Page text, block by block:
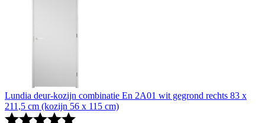
Lundia deur-kozijn combinatie En 2A01 wit gegrond rechts 83 x
211,5 cm (kozijn 56 x 115 cm)